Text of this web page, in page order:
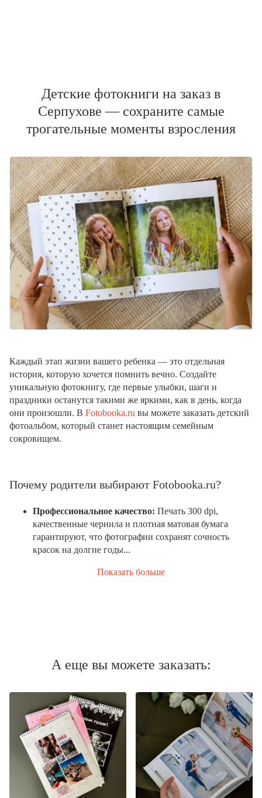
Детские фотокниги на заказ в
Серпухове — сохраните самые
трогательные моменты взросления
Каждый этап жизни вашего ребенка — это отдельная
история, которую хочется помнить вечно. Создайте
уникальную фотокнигу, где первые улыбки, шаги и
праздники останутся такими же яркими, как в день, когда
они произошли. В Fotobooka.ru вы можете заказать детский
фотоальбом, который станет настоящим семейным
сокровищем.
Почему родители выбирают Fotobooka.ru?
Профессиональное качество: Печать 300 dpi,
качественные чернила и плотная матовая бумага
гарантируют, что фотографии сохранят сочность
красок на долгие годы...
Показать больше
А еще вы можете заказать: